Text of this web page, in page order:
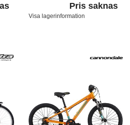
Pris saknas
Visa lagerinformation